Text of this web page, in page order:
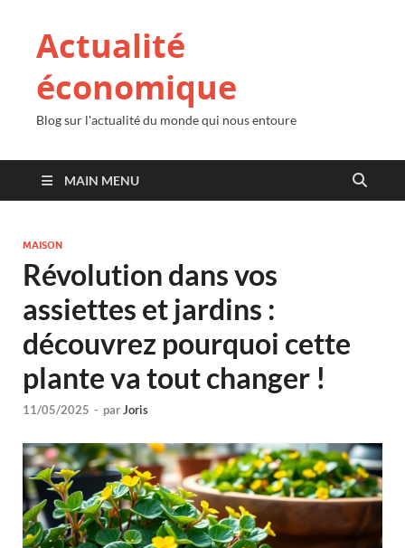
Actualité
économique
Blog sur l'actualité du monde qui nous entoure
MAIN MENU
MAISON
Révolution dans vos
assiettes et jardins :
découvrez pourquoi cette
plante va tout changer !
11/05/2025 - parJoris